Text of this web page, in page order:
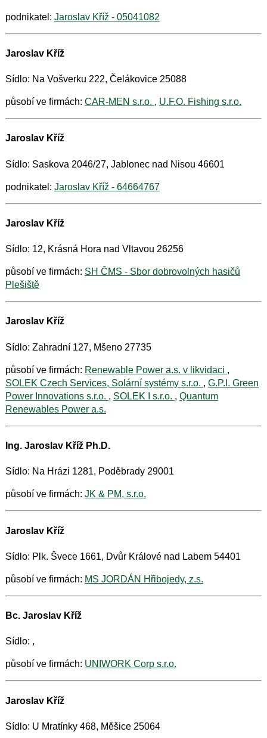
podnikatel: Jaroslav Kříž - 05041082
Jaroslav Kříž
Sídlo: Na Vošverku 222, Čelákovice 25088
působí ve firmách: CAR-MEN s.r.o. , U.F.O. Fishing s.r.o.
Jaroslav Kříž
Sídlo: Saskova 2046/27, Jablonec nad Nisou 46601
podnikatel: Jaroslav Kříž - 64664767
Jaroslav Kříž
Sídlo: 12, Krásná Hora nad Vltavou 26256
působí ve firmách: SH ČMS - Sbor dobrovolných hasičů
Plešiště
Jaroslav Kříž
Sídlo: Zahradní 127, Mšeno 27735
působí ve firmách: Renewable Power a.s. v likvidaci ,
SOLEK Czech Services, Solární systémy s.r.o. , G.P.I. Green
Power Innovations s.r.o. , SOLEK I s.r.o. , Quantum
Renewables Power a.s.
Ing. Jaroslav Kříž Ph.D.
Sídlo: Na Hrázi 1281, Poděbrady 29001
působí ve firmách: JK & PM, s.r.o.
Jaroslav Kříž
Sídlo: Plk. Švece 1661, Dvůr Králové nad Labem 54401
působí ve firmách: MS JORDÁN Hřibojedy, z.s.
Bc. Jaroslav Kříž
Sídlo: ,
působí ve firmách: UNIWORK Corp s.r.o.
Jaroslav Kříž
Sídlo: U Mratínky 468, Měšice 25064